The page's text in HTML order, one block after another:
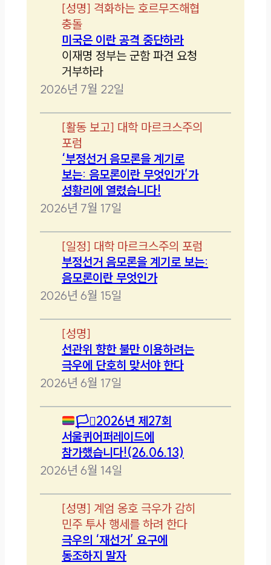
[성명] 격화하는 호르무즈해협
충돌
미국은 이란 공격 중단하라
이재명 정부는 군함 파견 요청
거부하라
2026년 7월 22일
[활동 보고] 대학 마르크스주의
포럼
‘부정선거 음모론을 계기로
보는: 음모론이란 무엇인가’가
성황리에 열렸습니다!
2026년 7월 17일
[일정] 대학 마르크스주의 포럼
부정선거 음모론을 계기로 보는:
음모론이란 무엇인가
2026년 6월 15일
[성명]
선관위 향한 불만 이용하려는
극우에 단호히 맞서야 한다
2026년 6월 17일
🏳️‍⚧️2026년 제27회
서울퀴어퍼레이드에
참가했습니다!(26.06.13)
2026년 6월 14일
[성명] 계엄 옹호 극우가 감히
민주 투사 행세를 하려 한다
극우의 ‘재선거’ 요구에
동조하지 말자